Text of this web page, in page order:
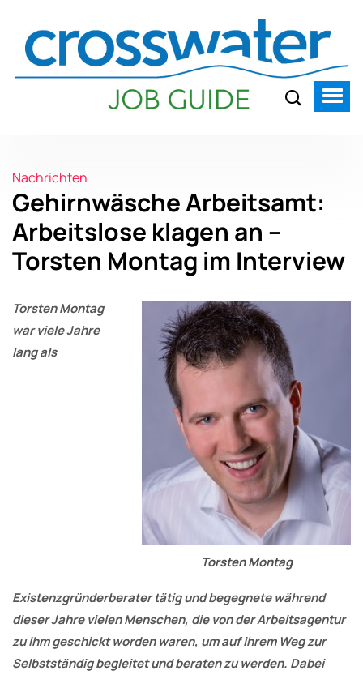
Nachrichten
Gehirnwäsche Arbeitsamt:
Arbeitslose klagen an –
Torsten Montag im Interview
Torsten Montag
Torsten Montag
war viele Jahre
lang als
Existenzgründerberater tätig und begegnete während
dieser Jahre vielen Menschen, die von der Arbeitsagentur
zu ihm geschickt worden waren, um auf ihrem Weg zur
Selbstständig begleitet und beraten zu werden. Dabei